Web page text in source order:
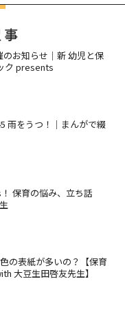
お知らせ｜新 幼児と保
ク presents
保育の悩み、立ち話
の表紙が多いの？【保育
大豆生田啓友先生】